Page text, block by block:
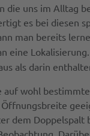
die uns im Alltag
es bei diesen
man bereits
eine
als darin
auf wohl
dem